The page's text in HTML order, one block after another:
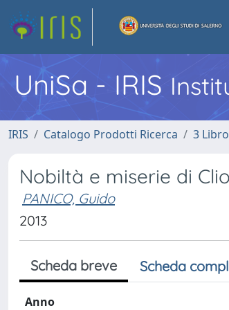
UniSa - IRIS
IRIS Catalogo Prodotti Ricerca 3
Nobiltà e miserie di
PANICO, Guido
2013
Scheda breve Scheda
Anno